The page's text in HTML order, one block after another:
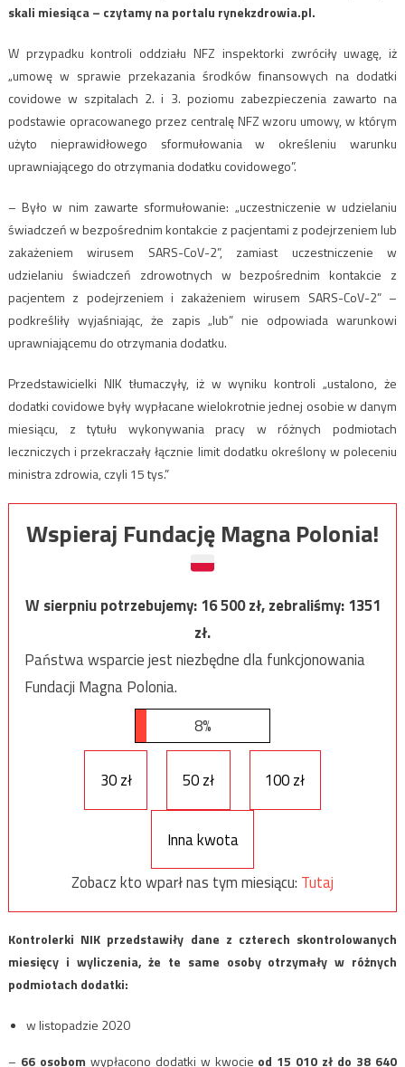
skali miesiąca – czytamy na portalu rynekzdrowia.pl.
W przypadku kontroli oddziału NFZ inspektorki zwróciły uwagę, iż
„umowę w sprawie przekazania środków finansowych na dodatki
covidowe w szpitalach 2. i 3. poziomu zabezpieczenia zawarto na
podstawie opracowanego przez centralę NFZ wzoru umowy, w którym
użyto nieprawidłowego sformułowania w określeniu warunku
uprawniającego do otrzymania dodatku covidowego”.
– Było w nim zawarte sformułowanie: „uczestniczenie w udzielaniu
świadczeń w bezpośrednim kontakcie z pacjentami z podejrzeniem lub
zakażeniem wirusem SARS-CoV-2”, zamiast uczestniczenie w
udzielaniu świadczeń zdrowotnych w bezpośrednim kontakcie z
pacjentem z podejrzeniem i zakażeniem wirusem SARS-CoV-2” –
podkreśliły wyjaśniając, że zapis „lub” nie odpowiada warunkowi
uprawniającemu do otrzymania dodatku.
Przedstawicielki NIK tłumaczyły, iż w wyniku kontroli „ustalono, że
dodatki covidowe były wypłacane wielokrotnie jednej osobie w danym
miesiącu, z tytułu wykonywania pracy w różnych podmiotach
leczniczych i przekraczały łącznie limit dodatku określony w poleceniu
ministra zdrowia, czyli 15 tys.”
Wspieraj Fundację Magna Polonia!
W sierpniu potrzebujemy:16 500zł, zebraliśmy:1351
zł.
Państwa wsparcie jest niezbędne dla funkcjonowania
Fundacji Magna Polonia.
8%
30 zł 50 zł 100 zł
Inna kwota
Zobacz kto wparł nas tym miesiącu: Tutaj
Kontrolerki NIK przedstawiły dane z czterech skontrolowanych
miesięcy i wyliczenia, że te same osoby otrzymały w różnych
podmiotach dodatki:
w listopadzie 2020
– 66 osobom wypłacono dodatki w kwocie od 15 010 zł do 38 640